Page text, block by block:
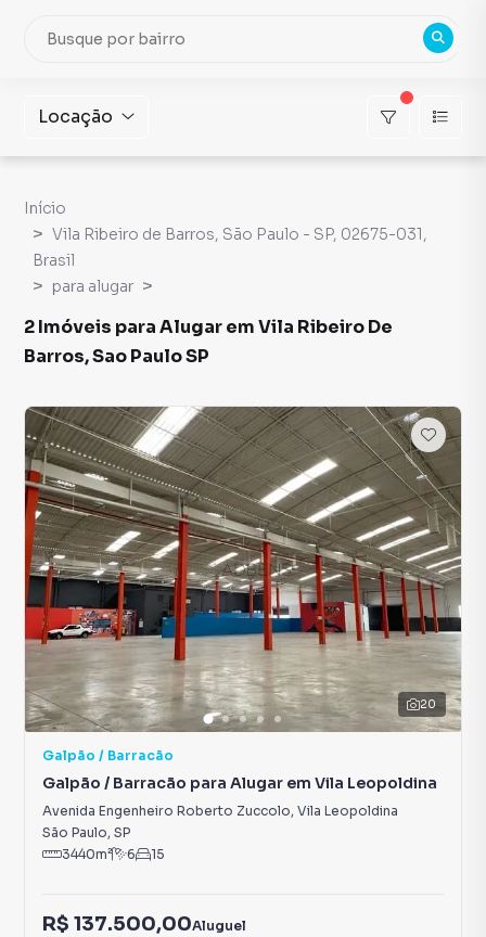
Locação
Início
Vila Ribeiro de Barros, São Paulo - SP, 02675-031,
Brasil
para alugar
2 Imóveis para Alugar em Vila Ribeiro De
Barros, Sao Paulo SP
20
Galpão / Barracão
Galpão / Barracão para Alugar em Vila Leopoldina
Avenida Engenheiro Roberto Zuccolo, Vila Leopoldina
São Paulo, SP
3440m² 6 15
R$ 137.500,00Aluguel